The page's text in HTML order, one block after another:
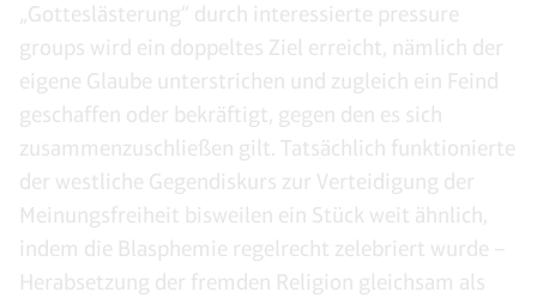
„Gotteslästerung“ durch interessierte pressure
groups wird ein doppeltes Ziel erreicht, nämlich der
eigene Glaube unterstrichen und zugleich ein Feind
geschaffen oder bekräftigt, gegen den es sich
zusammenzuschließen gilt. Tatsächlich funktionierte
der westliche Gegendiskurs zur Verteidigung der
Meinungsfreiheit bisweilen ein Stück weit ähnlich,
indem die Blasphemie regelrecht zelebriert wurde –
Herabsetzung der fremden Religion gleichsam als